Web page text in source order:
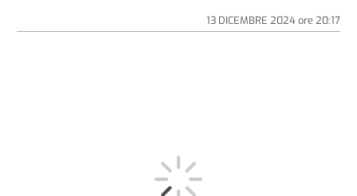
13 DICEMBRE 2024ore 20:17